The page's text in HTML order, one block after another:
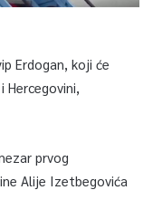
Erdogan, koji će
prvog
Alije Izetbegovića